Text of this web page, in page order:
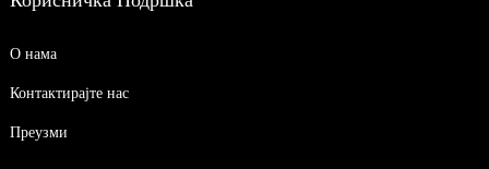
О нама
Контактирајте нас
Преузми